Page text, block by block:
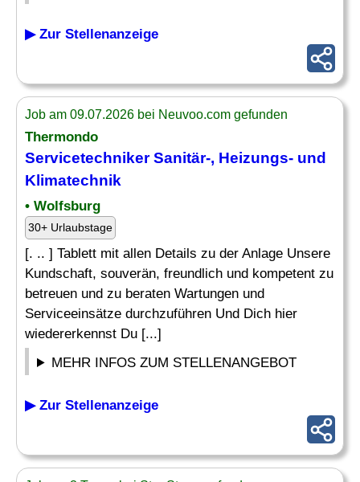
▶ Zur Stellenanzeige
Job am 09.07.2026 bei Neuvoo.com gefunden
Thermondo
Servicetechniker Sanitär-, Heizungs- und
Klimatechnik
• Wolfsburg
30+ Urlaubstage
[. .. ] Tablett mit allen Details zu der Anlage Unsere
Kundschaft, souverän, freundlich und kompetent zu
betreuen und zu beraten Wartungen und
Serviceeinsätze durchzuführen Und Dich hier
wiedererkennst Du [...]
MEHR INFOS ZUM STELLENANGEBOT
▶ Zur Stellenanzeige